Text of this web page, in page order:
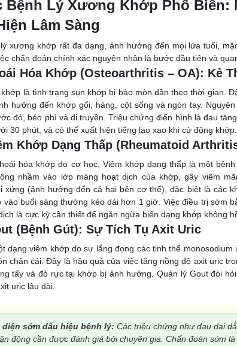
Bệnh Lý Xương Khớp Phổ Biến:
Lâm Sàng
xương khớp rất đa dạng, ảnh hưởng đến mọi lứa tuổi,
chẩn đoán chính xác nguyên nhân là bước đầu tiên và
Hóa Khớp (Osteoarthritis – OA): Kẻ
là tình trạng sụn khớp bị bào mòn dần theo thời gian.
hưởng đến khớp gối, háng, cột sống và ngón tay.
đó, béo phì và di truyền. Triệu chứng điển hình là đau
30 phút, và có thể xuất hiện tiếng lạo xạo khi cử động khớp.
Khớp Dạng Thấp (Rheumatoid
hóa khớp do cơ học, Viêm khớp dạng thấp là một
nhầm vào lớp màng hoạt dịch của khớp, gây viêm
xứng (ảnh hưởng đến cả hai bên cơ thể), đặc biệt là các
vào buổi sáng thường kéo dài hơn 1 giờ. Việc điều trị sớm
là cực kỳ cần thiết để ngăn ngừa biến dạng khớp không
(Bệnh Gút): Sự Tích Tụ Axit Uric
dạng viêm khớp do sự lắng đọng các tinh thể
chân cái. Đây là hậu quả của việc tăng nồng độ axit uric
tấy và đỏ rực tại khớp bị ảnh hưởng. Quản lý Gout đòi
uric lâu dài.
diện sớm dấu hiệu bệnh lý: Các triệu chứng như đau dai
động cần được đánh giá bởi chuyên gia. Chẩn đoán sớm